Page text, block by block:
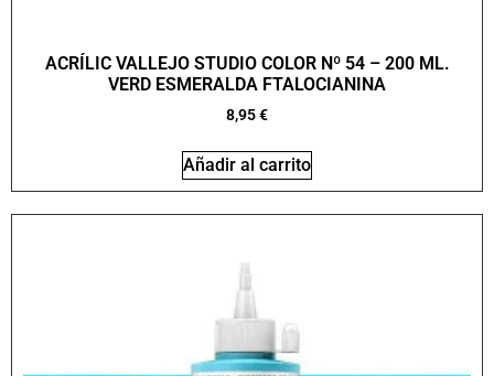
ACRÍLIC VALLEJO STUDIO COLOR Nº 54 – 200 ML.
VERD ESMERALDA FTALOCIANINA
8,95€
Añadir al carrito